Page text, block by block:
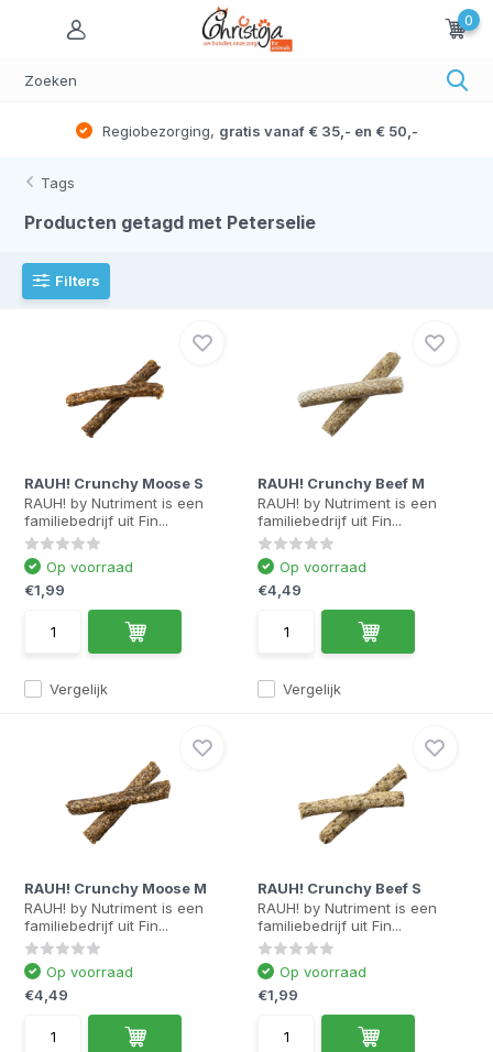
0
Regiobezorging, gratis vanaf € 35,- en € 50,-
Tags
Producten getagd met Peterselie
Filters
RAUH! Crunchy Moose S
RAUH! by Nutriment is een
familiebedrijf uit Fin...
Vergelijk
Op voorraad
€1,99
RAUH! Crunchy Beef M
RAUH! by Nutriment is een
familiebedrijf uit Fin...
Vergelijk
Op voorraad
€4,49
RAUH! Crunchy Moose M
RAUH! by Nutriment is een
familiebedrijf uit Fin...
Op voorraad
€4,49
RAUH! Crunchy Beef S
RAUH! by Nutriment is een
familiebedrijf uit Fin...
Op voorraad
€1,99